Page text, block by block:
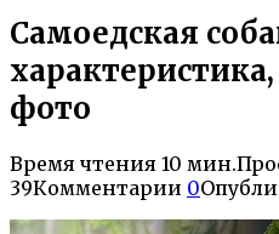
Самоедская
фото
Время чтения 10 мин.
39Комментарии 0